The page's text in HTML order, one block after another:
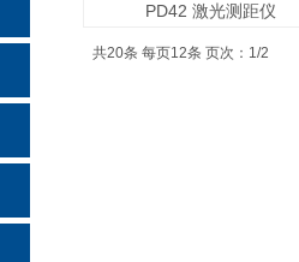
PD42 激光测距仪
共20条 每页12条 页次：1/2